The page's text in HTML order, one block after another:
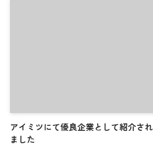
アイミツにて優良企業として紹介され
ました